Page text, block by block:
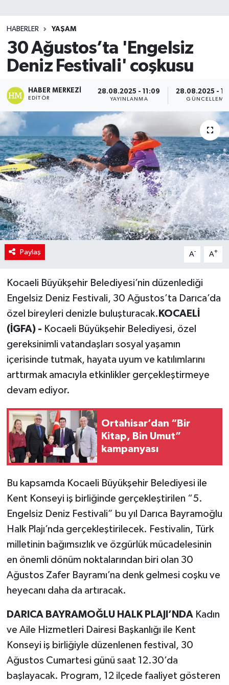
HABERLER YAŞAM
30 Ağustos’ta 'Engelsiz
Deniz Festivali' coşkusu
HABER MERKEZI
EDITÖR
28.08.2025 - 11:09
YAYINLANMA
28.08.2025 -
GÜNCELLEME
Paylaş A- A+
Kocaeli Büyükşehir Belediyesi’nin düzenlediği
Engelsiz Deniz Festivali, 30 Ağustos’ta Darıca’da
özel bireyleri denizle buluşturacak. KOCAELİ
(İGFA) - Kocaeli Büyükşehir Belediyesi, özel
gereksinimli vatandaşları sosyal yaşamın
içerisinde tutmak, hayata uyum ve katılımlarını
arttırmak amacıyla etkinlikler gerçekleştirmeye
devam ediyor.
Ortahisar’dan “Bir
Kitap, Bin Umut”
kampanyası
Bu kapsamda Kocaeli Büyükşehir Belediyesi ile
Kent Konseyi iş birliğinde gerçekleştirilen “5.
Engelsiz Deniz Festivali” bu yıl Darıca Bayramoğlu
Halk Plajı’nda gerçekleştirilecek. Festivalin, Türk
milletinin bağımsızlık ve özgürlük mücadelesinin
en önemli dönüm noktalarından biri olan 30
Ağustos Zafer Bayramı’na denk gelmesi coşku ve
heyecanı daha da artıracak.
DARICA BAYRAMOĞLU HALK PLAJI’NDAKadın
ve Aile Hizmetleri Dairesi Başkanlığı ile Kent
Konseyi iş birliğiyle düzenlenen festival, 30
Ağustos Cumartesi günü saat 12.30’da
başlayacak. Program, 12 ilçede faaliyet gösteren
Teknoloji
TRABZON
TRABZONSPOR